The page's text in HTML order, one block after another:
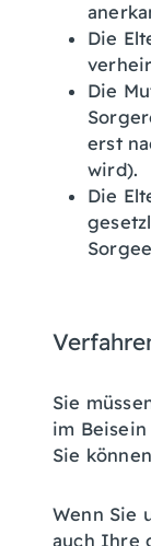
Die
Die
erst
wird).
Die
Sie
im
Sie
Wenn Sie
auch Ihre